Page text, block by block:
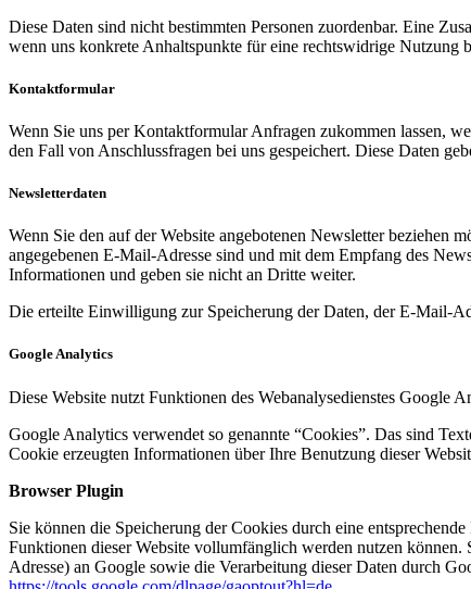
Diese Daten sind nicht bestimmten Personen zuordenbar. Eine
wenn uns konkrete Anhaltspunkte für eine rechtswidrige Nutzung
Kontaktformular
Wenn Sie uns per Kontaktformular Anfragen zukommen lassen,
den Fall von Anschlussfragen bei uns gespeichert. Diese Daten
Newsletterdaten
Wenn Sie den auf der Website angebotenen Newsletter beziehen
angegebenen E-Mail-Adresse sind und mit dem Empfang des
Informationen und geben sie nicht an Dritte weiter.
Die erteilte Einwilligung zur Speicherung der Daten, der E-Mail-
Google Analytics
Diese Website nutzt Funktionen des Webanalysedienstes
Google Analytics verwendet so genannte “Cookies”. Das sind
Cookie erzeugten Informationen über Ihre Benutzung dieser
Browser Plugin
Sie können die Speicherung der Cookies durch eine
Funktionen dieser Website vollumfänglich werden nutzen
Adresse) an Google sowie die Verarbeitung dieser Daten durch